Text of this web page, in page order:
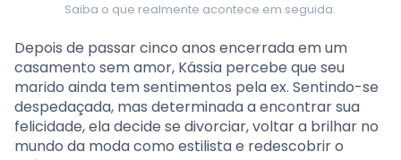
Saiba o que realmente acontece em seguida.
Depois de passar cinco anos encerrada em um
casamento sem amor, Kássia percebe que seu
marido ainda tem sentimentos pela ex. Sentindo-se
despedaçada, mas determinada a encontrar sua
felicidade, ela decide se divorciar, voltar a brilhar no
mundo da moda como estilista e redescobrir o